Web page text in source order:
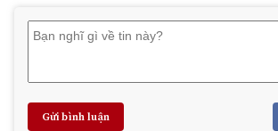
Gửi bình luận